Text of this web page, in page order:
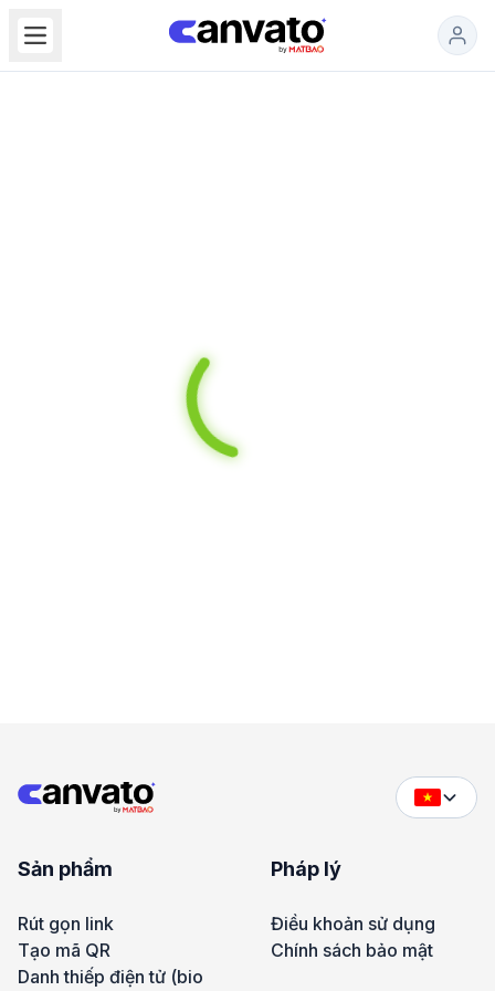
Sản phẩm
Rút gọn link
Tạo mã QR
Danh thiếp điện tử (bio
Pháp lý
Điều khoản sử dụng
Chính sách bảo mật